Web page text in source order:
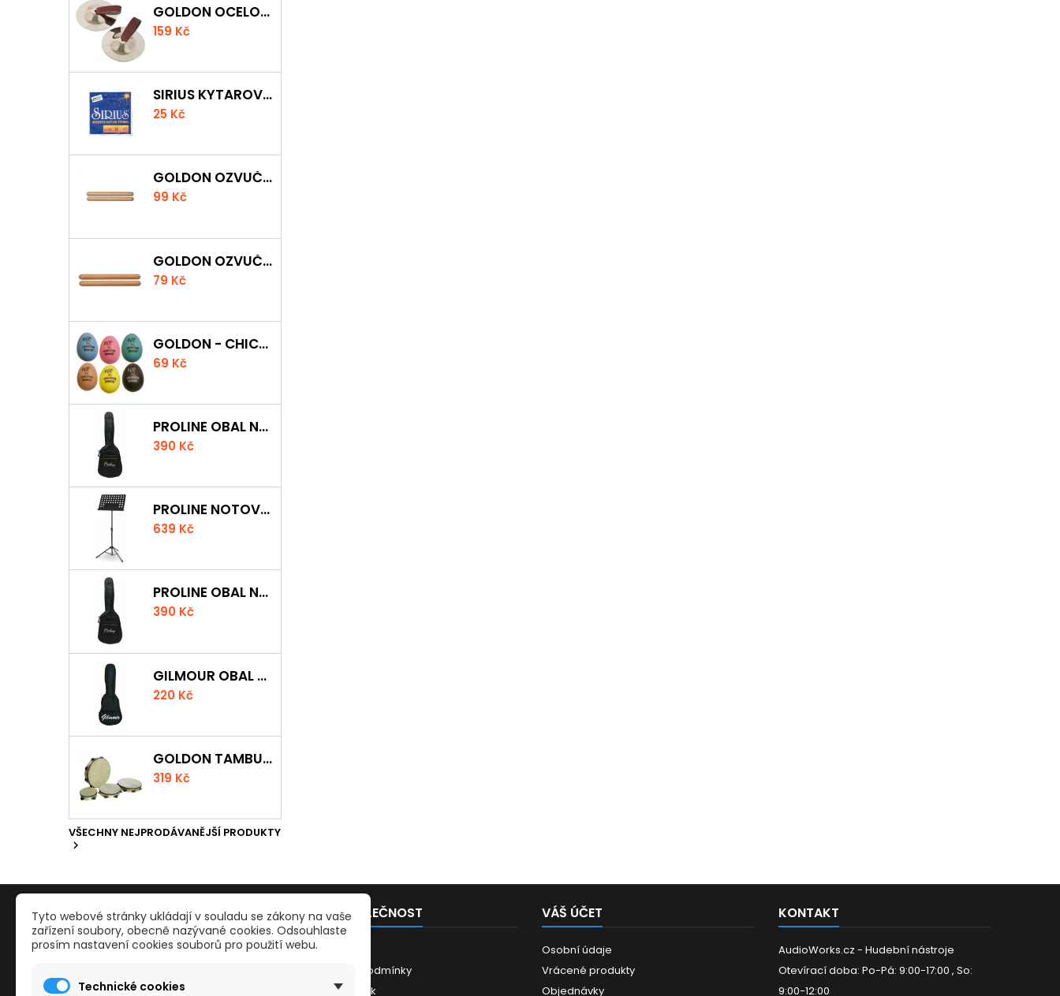
GOLDON OCELOVÉ PRSTOVÉ ČINELKY
159 Kč
SIRIUS KYTAROVÁ STRUNA
25 Kč
GOLDON OZVUČNÁ DŘÍVKA 18 X 200MM
99 Kč
GOLDON OZVUČNÁ DŘÍVKA 15 X 150MM
79 Kč
GOLDON - CHICKEN SHAKER
69 Kč
PROLINE OBAL NA AKUSTICKOU KYTARU S 5 MM POLSTROVÁNÍM
390 Kč
PROLINE NOTOVÝ PULT ODLEHČENÝ
639 Kč
PROLINE OBAL NA KLASICKOU KYTARU S 5 MM POLSTROVÁNÍM
390 Kč
GILMOUR OBAL NA UKULELE CONCERT
220 Kč
GOLDON TAMBURÍNA S BLÁNOU A ČINELKY 20CM
319 Kč
VŠECHNY NEJPRODÁVANĚJŠÍ PRODUKTY

PRODUKTY
Reklamace a odstoupení od smlouvy
Nové zboží
NAŠE SPOLEČNOST
Kontakty
Obchodní podmínky
Mapa stránek
VÁŠ ÚČET
Osobní údaje
Vrácené produkty
Objednávky
KONTAKT
AudioWorks.cz - Hudební nástroje
Otevírací doba: Po-Pá: 9:00-17:00 , So:
9:00-12:00
Tyto webové stránky ukládají v souladu se zákony na vaše
zařízení soubory, obecně nazývané cookies. Odsouhlaste
prosím nastavení cookies souborů pro použití webu.
Technické cookies